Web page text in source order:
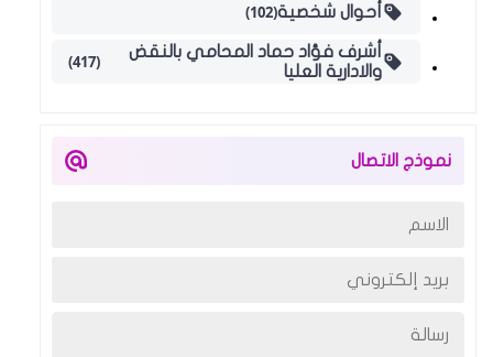
أحوال شخصية(102)
أشرف فؤاد حماد المحامي بالنقض
والادارية العليا
(417)
نموذج الاتصال